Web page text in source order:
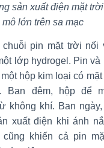
sản xuất điện mặt
mô lớn trên sa mạc
chuỗi pin mặt trời nối
lớp hydrogel. Pin và
hộp kim loại có
Ban đêm, hộp để
không khí. Ban
xuất điện khi ánh
cũng khiến cả pin